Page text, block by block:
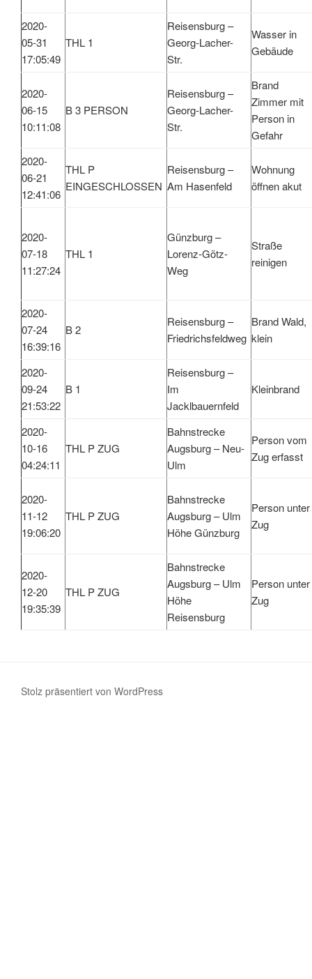
2020-
05-31
17:05:49
THL 1
Reisensburg –
Georg-Lacher-
Str.
Wasser in
Gebäude
2020-
06-15
10:11:08
B 3 PERSON
Reisensburg –
Georg-Lacher-
Str.
Brand
Zimmer mit
Person in
Gefahr
2020-
06-21
12:41:06
THL P
EINGESCHLOSSEN
Reisensburg –
Am Hasenfeld
Wohnung
öffnen akut
2020-
07-18
11:27:24
THL 1
Günzburg –
Lorenz-Götz-
Weg
Straße
reinigen
2020-
07-24
16:39:16
B 2
Reisensburg –
Friedrichsfeldweg
Brand Wald,
klein
2020-
09-24
21:53:22
B 1
Reisensburg –
Im
Jacklbauernfeld
Kleinbrand
2020-
10-16
04:24:11
THL P ZUG
Bahnstrecke
Augsburg – Neu-
Ulm
Person vom
Zug erfasst
2020-
11-12
19:06:20
THL P ZUG
Bahnstrecke
Augsburg – Ulm
Höhe Günzburg
Person unter
Zug
2020-
12-20
19:35:39
THL P ZUG
Bahnstrecke
Augsburg – Ulm
Höhe
Reisensburg
Person unter
Zug
Stolz präsentiert von WordPress